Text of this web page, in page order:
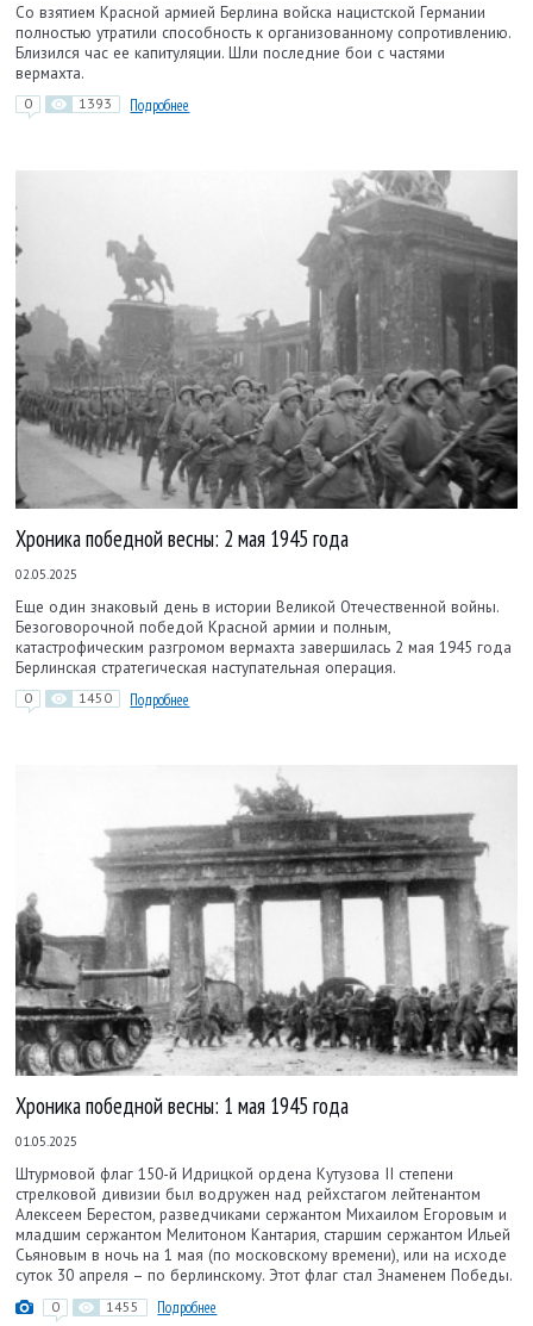
Со взятием Красной армией Берлина войска нацистской Германии
полностью утратили способность к организованному сопротивлению.
Близился час ее капитуляции. Шли последние бои с частями
вермахта.
0 1393 Подробнее
Хроника победной весны: 2 мая 1945 года
02.05.2025
Еще один знаковый день в истории Великой Отечественной войны.
Безоговорочной победой Красной армии и полным,
катастрофическим разгромом вермахта завершилась 2 мая 1945 года
Берлинская стратегическая наступательная операция.
0 1450 Подробнее
Хроника победной весны: 1 мая 1945 года
01.05.2025
Штурмовой флаг 150-й Идрицкой ордена Кутузова II степени
стрелковой дивизии был водружен над рейхстагом лейтенантом
Алексеем Берестом, разведчиками сержантом Михаилом Егоровым и
младшим сержантом Мелитоном Кантария, старшим сержантом Ильей
Сьяновым в ночь на 1 мая (по московскому времени), или на исходе
суток 30 апреля – по берлинскому. Этот флаг стал Знаменем Победы.
0 1455 Подробнее